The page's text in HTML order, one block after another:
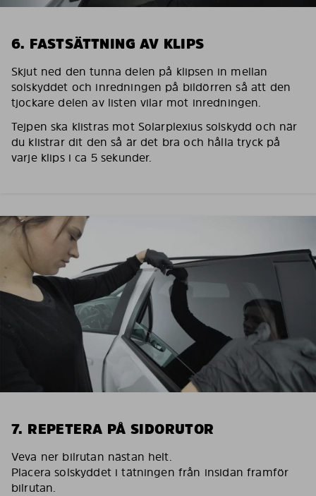
6. FASTSÄTTNING AV KLIPS
Skjut ned den tunna delen på klipsen in mellan
solskyddet och inredningen på bildörren så att den
tjockare delen av listen vilar mot inredningen.
Tejpen ska klistras mot Solarplexius solskydd och när
du klistrar dit den så är det bra och hålla tryck på
varje klips i ca 5 sekunder.
7. REPETERA PÅ SIDORUTOR
Veva ner bilrutan nästan helt.
Placera solskyddet i tätningen från insidan framför
bilrutan.